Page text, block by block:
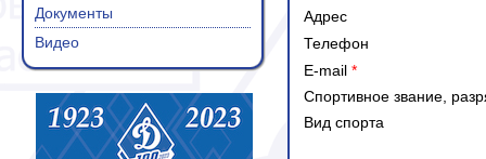
Документы
Видео
Адрес
Телефон
E-mail *
Спортивное звание,
Вид спорта